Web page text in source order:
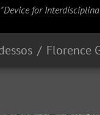
for
Florence